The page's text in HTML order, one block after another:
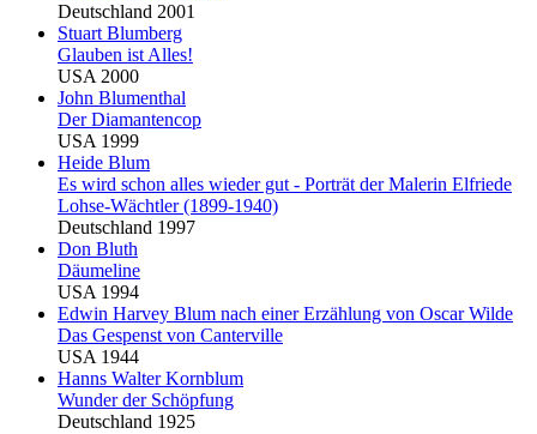
Deutschland 2001
Stuart Blumberg
Glauben ist Alles!
USA 2000
John Blumenthal
Der Diamantencop
USA 1999
Heide Blum
Es wird schon alles wieder gut - Porträt der Malerin Elfriede
Lohse-Wächtler (1899-1940)
Deutschland 1997
Don Bluth
Däumeline
USA 1994
Edwin Harvey Blum nach einer Erzählung von Oscar Wilde
Das Gespenst von Canterville
USA 1944
Hanns Walter Kornblum
Wunder der Schöpfung
Deutschland 1925